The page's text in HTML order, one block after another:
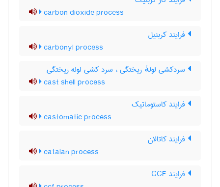
carbon dioxide process
فرایند کربنیل
carbonyl process
سردکشی لولهٔ ریختگی ، سرد کشی لوله ریختگی
cast shell process
فرایند کاستوماتیک
castomatic process
فرایند کاتالان
catalan process
فرایند CCF